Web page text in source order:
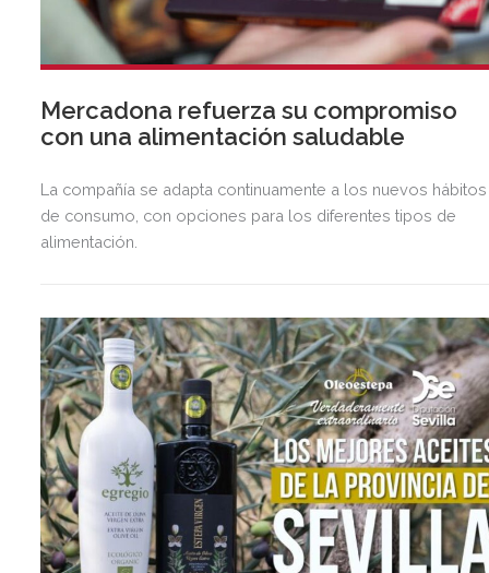
Mercadona refuerza su compromiso
con una alimentación saludable
La compañía se adapta continuamente a los nuevos hábitos
de consumo, con opciones para los diferentes tipos de
alimentación.